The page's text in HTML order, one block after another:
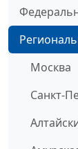
Москва
Санкт-